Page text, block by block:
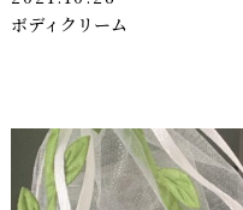
ボディクリーム